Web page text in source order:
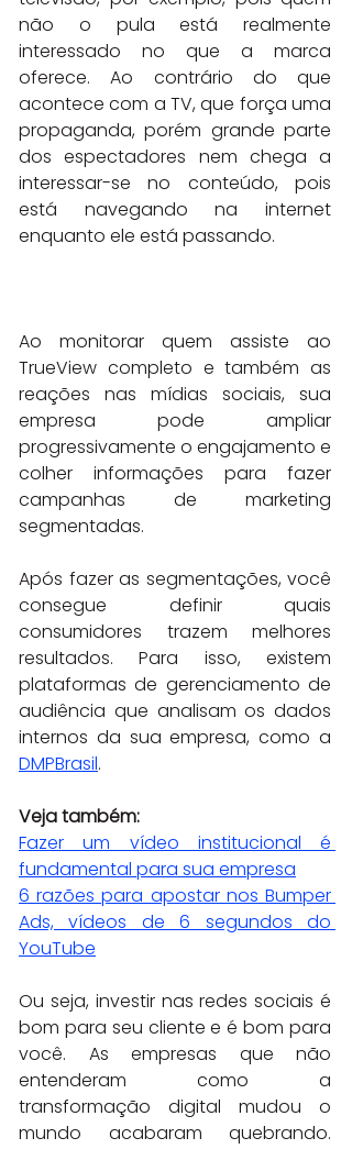
não o pula está realmente
interessado no que a marca
oferece. Ao contrário do que
acontece com a TV, que força uma
propaganda, porém grande parte
dos espectadores nem chega a
interessar-se no conteúdo, pois
está navegando na internet
enquanto ele está passando.
Ao monitorar quem assiste ao
TrueView completo e também as
reações nas mídias sociais, sua
empresa pode ampliar
progressivamente o engajamento e
colher informações para fazer
campanhas de marketing
segmentadas.
Após fazer as segmentações, você
consegue definir quais
consumidores trazem melhores
resultados. Para isso, existem
plataformas de gerenciamento de
audiência que analisam os dados
DMPBrasil.
Veja também:
Fazer um vídeo institucional é
fundamental para sua empresa
6 razões para apostar nos Bumper
Ads, vídeos de 6 segundos do
YouTube
Ou seja, investir nas redes sociais é
bom para seu cliente e é bom para
você. As empresas que não
entenderam como a
transformação digital mudou o
mundo acabaram quebrando.